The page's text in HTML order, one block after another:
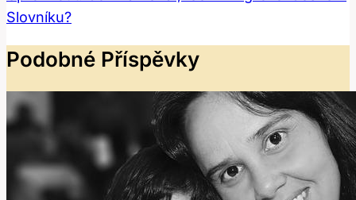
Slovníku?
Podobné Příspěvky